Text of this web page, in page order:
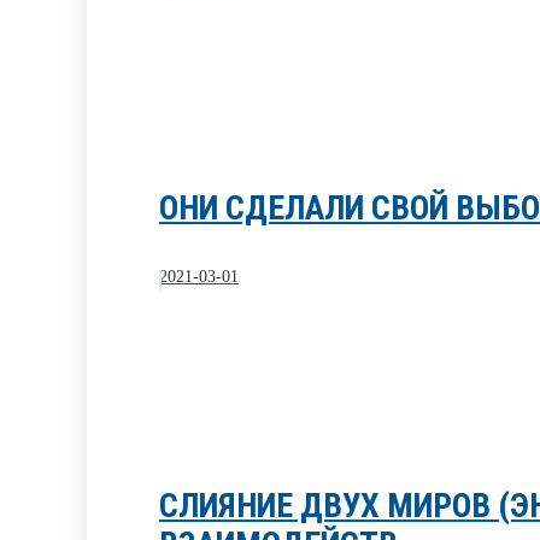
ОНИ СДЕЛАЛИ СВОЙ
2021-03-01
СЛИЯНИЕ ДВУХ МИРОВ